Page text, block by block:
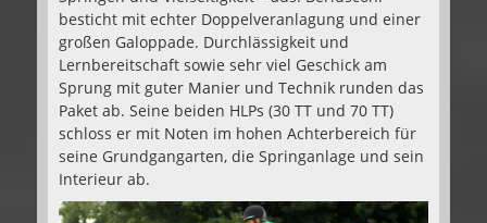
besticht mit echter Doppelveranlagung und einer
großen Galoppade. Durchlässigkeit und
Lernbereitschaft sowie sehr viel Geschick am
Sprung mit guter Manier und Technik runden das
Paket ab. Seine beiden HLPs (30 TT und 70 TT)
schloss er mit Noten im hohen Achterbereich für
seine Grundgangarten, die Springanlage und sein
Interieur ab.